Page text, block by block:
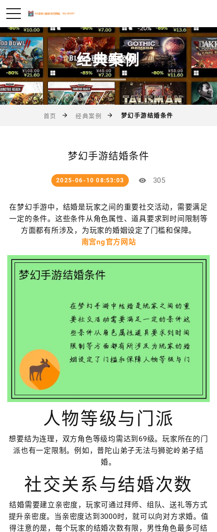
经典案例
首页 经典案例 梦幻手游结婚条件
梦幻手游结婚条件
2025-06-10 08:53:03 305
在梦幻手游中，结婚是玩家之间的重要社交活动，需要满足
一定的条件。这些条件从角色属性、道具要求到时间限制等
方面都有所涉及，为玩家的婚姻设定了门槛和保障。
南宫ng官方网站
人物等级与门派
想要结为连理，双方角色等级均需达到69级。玩家所在的门
派也有一定限制。例如，普陀山弟子无法与狮驼岭弟子结
婚。
社交关系与结婚次数
结婚需要建立亲密度，玩家可通过拜师、组队、送礼等方式
提升亲密度。当亲密度达到3000时，就可以向对方求婚。值
得注意的是，每个玩家的结婚次数有限，男性角色最多可结